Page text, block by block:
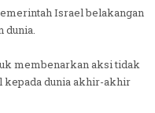
Israel belakangan
dunia.
membenarkan aksi tidak
kepada dunia akhir-akhir